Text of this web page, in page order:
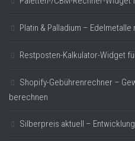
Platin & Palladium –
Restposten-Kalkulator-Widget
Shopify-Gebührenrechner –
berechnen
Silberpreis aktuell –